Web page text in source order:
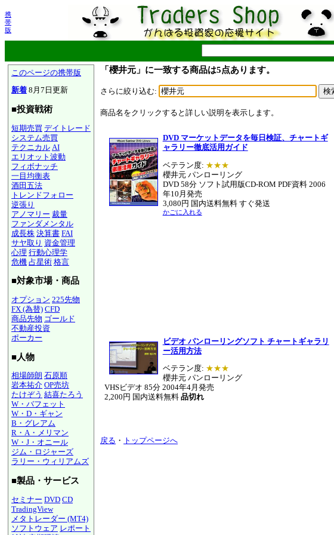
携
帯
版
このページの携帯版
新着 8月7日更新
■投資戦術
短期売買 デイトレード
システム売買
テクニカル AI
エリオット波動
フィボナッチ
一目均衡表
酒田五法
トレンドフォロー
逆張り
アノマリー 裁量
ファンダメンタル
成長株 決算書 FAI
サヤ取り 資金管理
心理 行動心理学
危機 占星術 格言
■対象市場・商品
オプション 225先物
FX (為替) CFD
商品先物 ゴールド
不動産投資
ポーカー
■人物
相場師朗 石原順
岩本祐介 OP売坊
たけぞう 結喜たろう
W・バフェット
W・D・ギャン
B・グレアム
R・A・メリマン
W・J・オニール
ジム・ロジャーズ
ラリー・ウィリアムズ
■製品・サービス
セミナー DVD CD
TradingView
メタトレーダー (MT4)
ソフトウェア レポート
「櫻井元」に一致する商品は5点あります。
さらに絞り込む:
商品名をクリックすると詳しい説明を表示します。
DVD マーケットデータを毎日検証、チャートギ
ャラリー徹底活用ガイド
ベテラン度: ★★★
櫻井元 パンローリング
DVD 58分 ソフト試用版CD-ROM PDF資料 2006
年10月発売
3,080円 国内送料無料 すぐ発送
かごに入れる
ビデオ パンローリングソフト チャートギャラリ
ー活用方法
ベテラン度: ★★★
櫻井元 パンローリング
VHSビデオ 85分 2004年4月発売
2,200円 国内送料無料 品切れ
戻る ・ トップページへ